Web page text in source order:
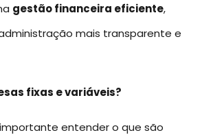
gestão financeira eficiente,
mais transparente e
fixas e variáveis?
entender o que são